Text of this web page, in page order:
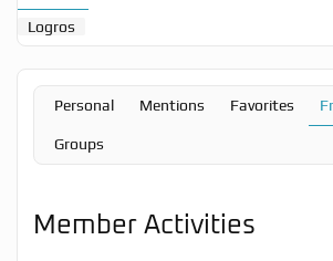
Logros
Personal Mentions Favorites
Groups
Member Activities